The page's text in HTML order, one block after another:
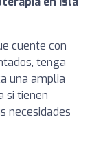
cuente con
tenga
una amplia
si tienen
necesidades